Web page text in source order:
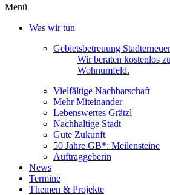
Menü
Was wir tun
Gebietsbetreuung
Wir beraten kostenlos
Wohnumfeld.
Vielfältige Nachbarschaft
Mehr Miteinander
Lebenswertes Grätzl
Nachhaltige Stadt
Gute Zukunft
50 Jahre GB*: Meilensteine
Auftraggeberin
News
Termine
Themen & Projekte